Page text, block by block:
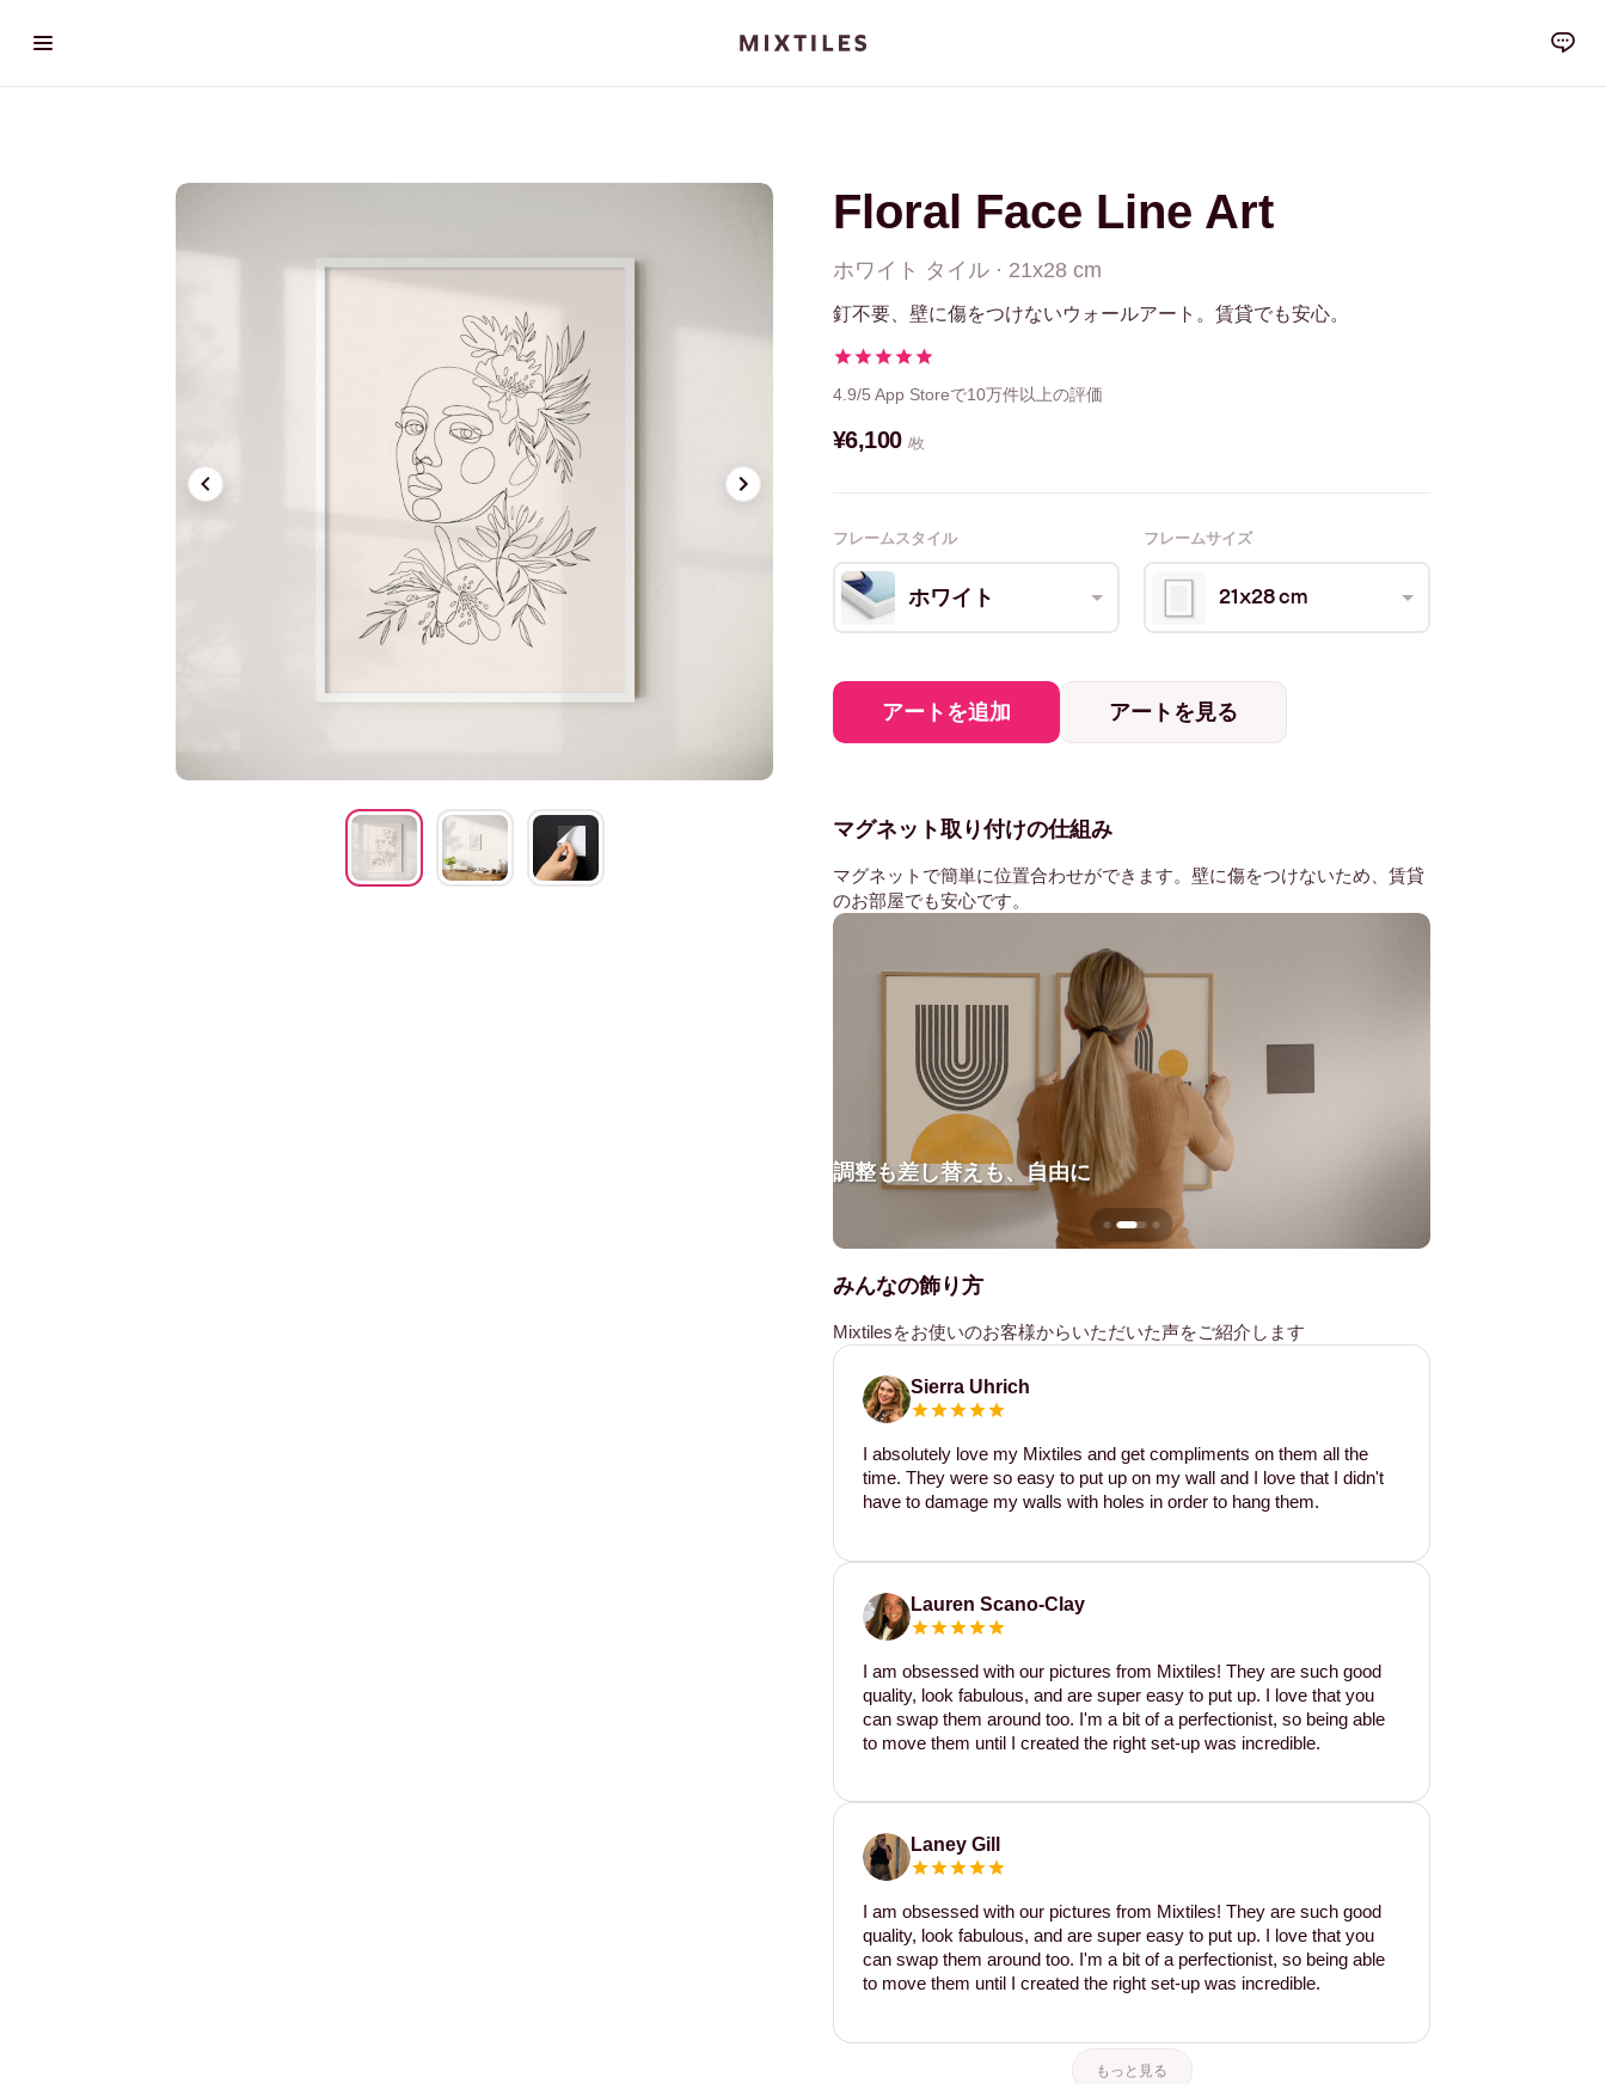
Floral Face Line Art
ホワイト タイル · 21x28 cm
釘不要、壁に傷をつけないウォールアート。賃貸でも安心。
4.9/5 App Storeで10万件以上の評価
¥6,100 /枚
フレームスタイル フレームサイズ
ホワイト 21x28 cm
アートを追加 アートを見る
マグネット取り付けの仕組み
マグネットで簡単に位置合わせができます。壁に傷をつけないため、賃貸
のお部屋でも安心です。
調整も差し替えも、自由に
みんなの飾り方
Mixtilesをお使いのお客様からいただいた声をご紹介します
Sierra Uhrich
I absolutely love my Mixtiles and get compliments on them all the
time. They were so easy to put up on my wall and I love that I didn't
have to damage my walls with holes in order to hang them.
Lauren Scano-Clay
I am obsessed with our pictures from Mixtiles! They are such good
quality, look fabulous, and are super easy to put up. I love that you
can swap them around too. I'm a bit of a perfectionist, so being able
to move them until I created the right set-up was incredible.
Laney Gill
I am obsessed with our pictures from Mixtiles! They are such good
quality, look fabulous, and are super easy to put up. I love that you
can swap them around too. I'm a bit of a perfectionist, so being able
to move them until I created the right set-up was incredible.
もっと見る